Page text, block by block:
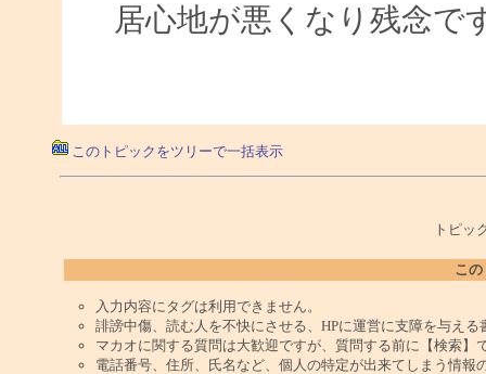
居心地が悪くなり残念で
このトピックをツリーで一括表示
トピッ
こ
入力内容にタグは利用できません。
誹謗中傷、読む人を不快にさせる、HPに運営に支障を与え
マカオに関する質問は大歓迎ですが、質問する前に【検索】
電話番号、住所、氏名など、個人の特定が出来てしまう情報